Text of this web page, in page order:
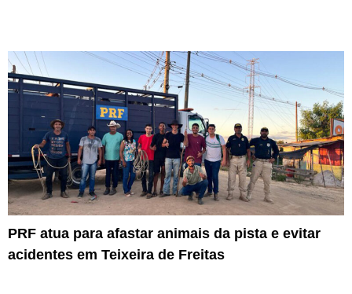
PRF atua para afastar animais da pista e evitar
acidentes em Teixeira de Freitas